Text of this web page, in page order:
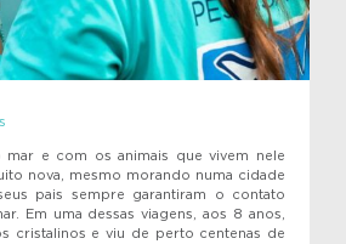
mar e com os animais que vivem nele
nova, mesmo morando numa cidade
pais sempre garantiram o contato
Em uma dessas viagens, aos 8 anos,
cristalinos e viu de perto centenas de